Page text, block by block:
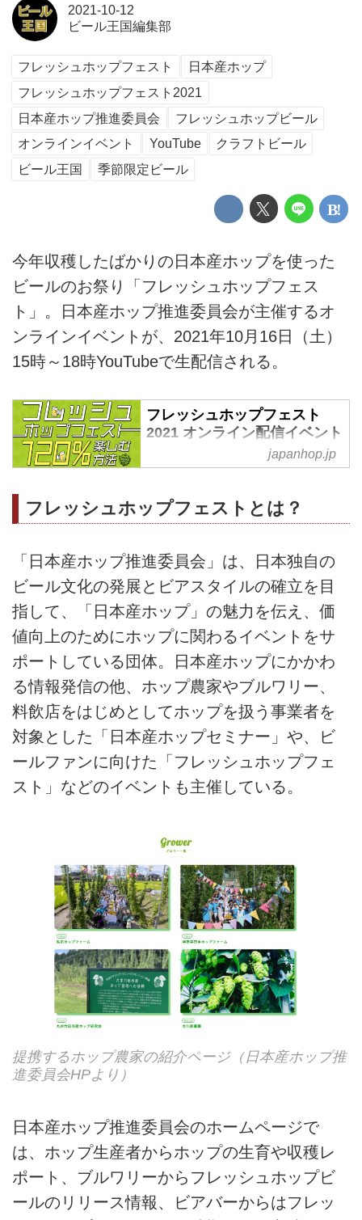
2021-10-12
ビール王国編集部
フレッシュホップフェスト
日本産ホップ
フレッシュホップフェスト2021
日本産ホップ推進委員会
フレッシュホップビール
オンラインイベント
YouTube
クラフトビール
ビール王国
季節限定ビール
今年収穫したばかりの日本産ホップを使った
ビールのお祭り「フレッシュホップフェス
ト」。日本産ホップ推進委員会が主催するオ
ンラインイベントが、2021年10月16日（土）
15時～18時YouTubeで生配信される。
フレッシュホップフェスト
2021 オンライン配信イベント
– 日本産ホップ推進委員会
japanhop.jp
フレッシュホップフェストとは？
「日本産ホップ推進委員会」は、日本独自の
ビール文化の発展とビアスタイルの確立を目
指して、「日本産ホップ」の魅力を伝え、価
値向上のためにホップに関わるイベントをサ
ポートしている団体。日本産ホップにかかわ
る情報発信の他、ホップ農家やブルワリー、
料飲店をはじめとしてホップを扱う事業者を
対象とした「日本産ホップセミナー」や、ビ
ールファンに向けた「フレッシュホップフェ
スト」などのイベントも主催している。
提携するホップ農家の紹介ページ（日本産ホップ推
進委員会HPより）
日本産ホップ推進委員会のホームページで
は、ホップ生産者からホップの生育や収穫レ
ポート、ブルワリーからフレッシュホップビ
ールのリリース情報、ビアバーからはフレッ